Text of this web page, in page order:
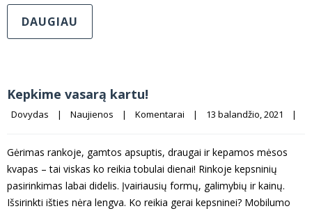
DAUGIAU
Kepkime vasarą kartu!
Dovydas | Naujienos | Komentarai | 13 balandžio, 2021 |
Gėrimas rankoje, gamtos apsuptis, draugai ir kepamos mėsos
kvapas – tai viskas ko reikia tobulai dienai! Rinkoje kepsninių
pasirinkimas labai didelis. Įvairiausių formų, galimybių ir kainų.
Išsirinkti išties nėra lengva. Ko reikia gerai kepsninei? Mobilumo